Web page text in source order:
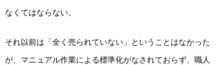
なくてはならない。
それ以前は「全く売られていない」ということはなかった
が、マニュアル作業による標準化がなされておらず、職人